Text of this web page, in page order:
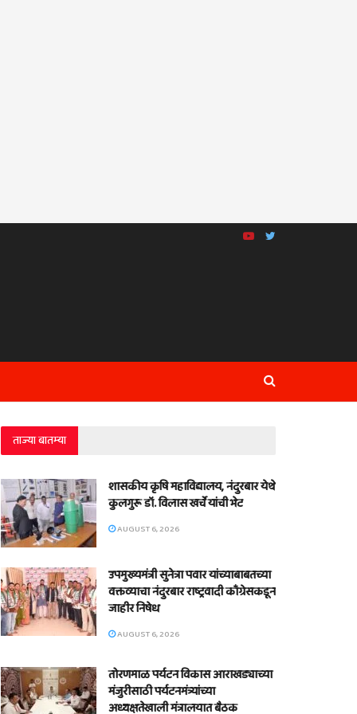
ताज्या बातम्या
शासकीय कृषि महाविद्यालय, नंदुरबार येथे
कुलगुरू डॉ. विलास खर्चे यांची भेट
AUGUST 6, 2026
उपमुख्यमंत्री सुनेत्रा पवार यांच्याबाबतच्या
वक्तव्याचा नंदुरबार राष्ट्रवादी काँग्रेसकडून
जाहीर निषेध
AUGUST 6, 2026
तोरणमाळ पर्यटन विकास आराखड्याच्या
मंजुरीसाठी पर्यटनमंत्र्यांच्या
अध्यक्षतेखाली मंत्रालयात बैठक